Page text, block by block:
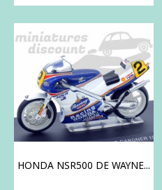
HONDA NSR500 DE WAYNE...